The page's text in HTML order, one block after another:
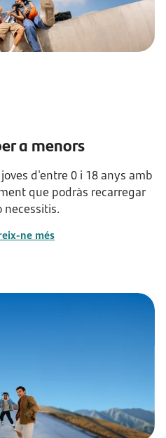
a menors
d'entre 0 i 18 anys amb
que podràs recarregar
necessitis.
ne més